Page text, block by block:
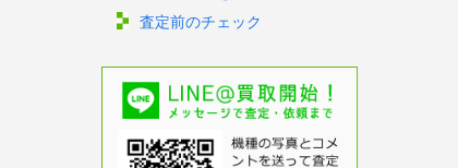
査定前のチェック